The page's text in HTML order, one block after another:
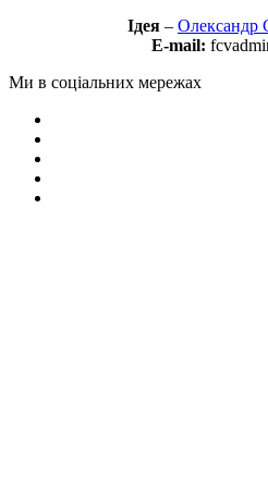
Ідея – Олександр
E-mail:
Ми в соціальних мережах